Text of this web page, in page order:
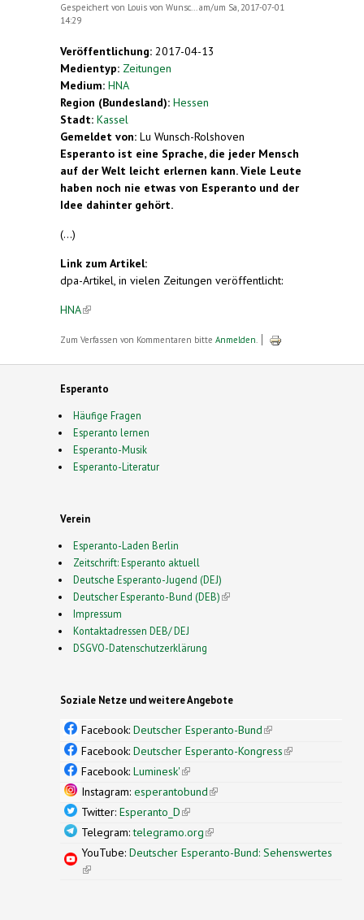
Gespeichert von Louis von Wunsc...
am/um Sa, 2017-07-01
14:29
Veröffentlichung: 2017-04-13
Medientyp: Zeitungen
Medium: HNA
Region (Bundesland): Hessen
Stadt: Kassel
Gemeldet von: Lu Wunsch-Rolshoven
Esperanto ist eine Sprache, die jeder Mensch
auf der Welt leicht erlernen kann. Viele Leute
haben noch nie etwas von Esperanto und der
Idee dahinter gehört.
(...)
Link zum Artikel:
dpa-Artikel, in vielen Zeitungen veröffentlicht:
HNA(link is external)
Zum Verfassen von Kommentaren bitte Anmelden
Esperanto
Häufige Fragen
Esperanto lernen
Esperanto-Musik
Esperanto-Literatur
Verein
Esperanto-Laden Berlin
Zeitschrift: Esperanto aktuell
Deutsche Esperanto-Jugend (DEJ)
Deutscher Esperanto-Bund (DEB)(link is external)
Impressum
Kontaktadressen DEB/ DEJ
DSGVO-Datenschutzerklärung
Soziale Netze und weitere Angebote
Facebook: Deutscher Esperanto-Bund(link is
external)
Facebook: Deutscher Esperanto-Kongress(link is
Facebook: Luminesk'(link is external)
Instagram: esperantobund(link is external)
Twitter: Esperanto_D(link is external)
Telegram:telegramo.org(link is external)
YouTube: Deutscher Esperanto-Bund: Sehenswertes
(link is external)